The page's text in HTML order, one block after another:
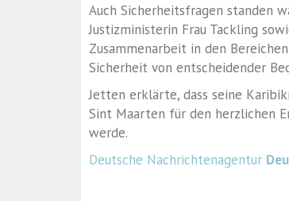
Auch Sicherheitsfragen standen
Justizministerin Frau Tackling
Zusammenarbeit in den
Sicherheit von entscheidender
Jetten erklärte, dass seine
Sint Maarten für den herzlichen
werde.
Deutsche Nachrichtenagentur